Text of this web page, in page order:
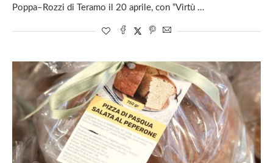
Poppa–Rozzi di Teramo il 20 aprile, con “Virtù …